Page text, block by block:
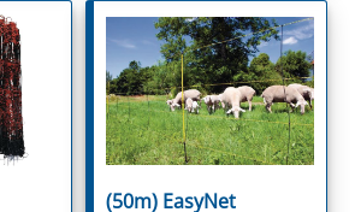
(50m) EasyNet